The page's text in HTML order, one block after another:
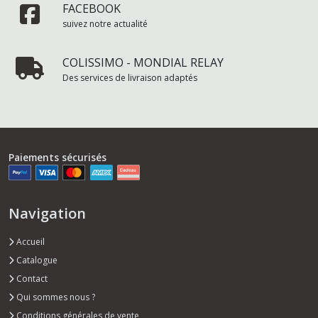
FACEBOOK
suivez notre actualité
COLISSIMO - MONDIAL RELAY
Des services de livraison adaptés
Paiements sécurisés
Navigation
Accueil
Catalogue
Contact
Qui sommes nous ?
Conditions générales de vente